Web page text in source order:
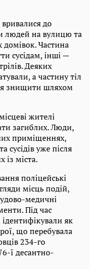
до
людей на вулицю та
домівок. Частина
сусідам, інші —
Деяких
а частину тіл
знищити шляхом
жителі
загиблих. Люди,
приміщеннях,
сусідів уже після
із міста.
поліцейські
місць подій,
медичні
Під час
як
що перебувала
234-го
ї десантно-